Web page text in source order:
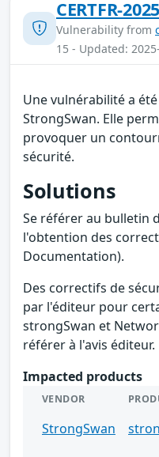
CERTFR-
Vulnerability from
15 - Updated:
Une vulnérabilité a
StrongSwan. Elle
provoquer un
sécurité.
Solutions
Se référer au bulletin
l'obtention des
Documentation).
Des correctifs de
par l'éditeur pour
strongSwan et
référer à l'avis éditeur.
Impacted products
VENDOR
StrongSwan